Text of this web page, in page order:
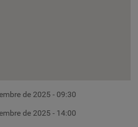
de 2025 - 09:30
de 2025 - 14:00